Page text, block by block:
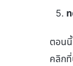
ตอน
คลิก